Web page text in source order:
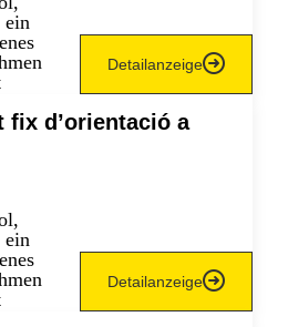
Detailanzeige
fix d’orientació a
Detailanzeige